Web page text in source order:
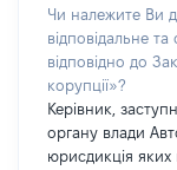
Чи належите Ви
відповідальне
відповідно до
корупції»?
Керівник,
органу влади
юрисдикція